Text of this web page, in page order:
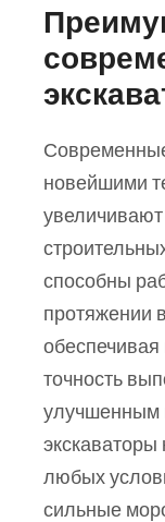
новейшими
способны
протяжении
точность
улучшенным
экскаваторы
любых
сильные